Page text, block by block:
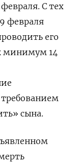
С тех
февраля
его
минимум 14
сына.